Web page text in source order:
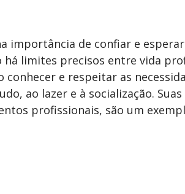
importância de confiar e
há limites precisos entre vida
e respeitar as
ao lazer e à socialização.
profissionais, são um